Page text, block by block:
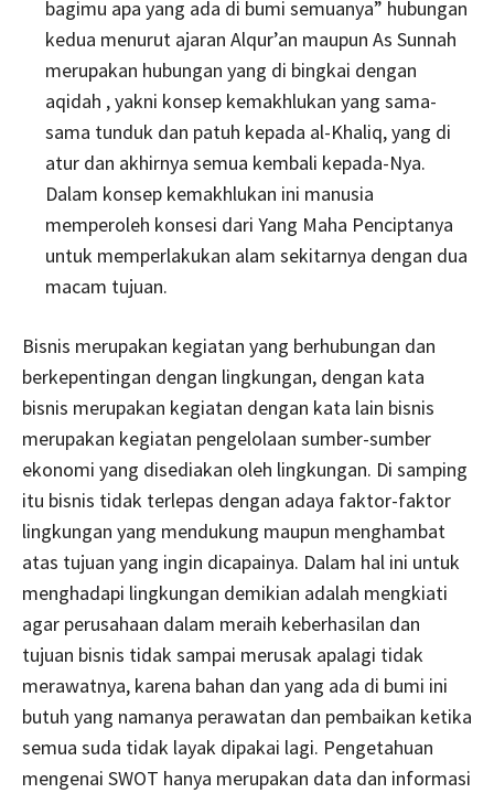
bagimu apa yang ada di bumi semuanya” hubungan
kedua menurut ajaran Alqur’an maupun As Sunnah
merupakan hubungan yang di bingkai dengan
aqidah , yakni konsep kemakhlukan yang sama-
sama tunduk dan patuh kepada al-Khaliq, yang di
atur dan akhirnya semua kembali kepada-Nya.
Dalam konsep kemakhlukan ini manusia
memperoleh konsesi dari Yang Maha Penciptanya
untuk memperlakukan alam sekitarnya dengan dua
macam tujuan.
Bisnis merupakan kegiatan yang berhubungan dan
berkepentingan dengan lingkungan, dengan kata
bisnis merupakan kegiatan dengan kata lain bisnis
merupakan kegiatan pengelolaan sumber-sumber
ekonomi yang disediakan oleh lingkungan. Di samping
itu bisnis tidak terlepas dengan adaya faktor-faktor
lingkungan yang mendukung maupun menghambat
atas tujuan yang ingin dicapainya. Dalam hal ini untuk
menghadapi lingkungan demikian adalah mengkiati
agar perusahaan dalam meraih keberhasilan dan
tujuan bisnis tidak sampai merusak apalagi tidak
merawatnya, karena bahan dan yang ada di bumi ini
butuh yang namanya perawatan dan pembaikan ketika
semua suda tidak layak dipakai lagi. Pengetahuan
mengenai SWOT hanya merupakan data dan informasi